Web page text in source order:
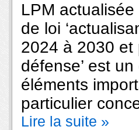
LPM
de loi
2024 à 2030 et
défense’ est
éléments
particulier
Lire la suite »